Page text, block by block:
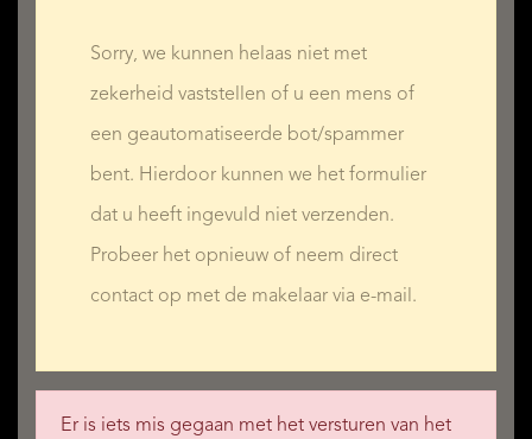
Sorry, we kunnen helaas niet met
zekerheid vaststellen of u een mens of
een geautomatiseerde bot/spammer
bent. Hierdoor kunnen we het formulier
dat u heeft ingevuld niet verzenden.
Probeer het opnieuw of neem direct
contact op met de makelaar via e-mail.
Er is iets mis gegaan met het versturen van het